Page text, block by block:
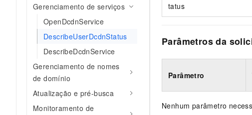
Gerenciamento de serviços
OpenDcdnService
DescribeUserDcdnStatus
DescribeDcdnService
Gerenciamento de nomes
de domínio
Atualização e pré-busca
Monitoramento de
tatus
Parâmetros da
Parâmetro
Nenhum parâmetro